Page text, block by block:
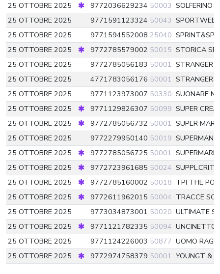
25 OTTOBRE 2025
9772036629234 50003 SOLFERINO
25 OTTOBRE 2025
9771591123324 50043
25 OTTOBRE 2025
9771594552008 25040
25 OTTOBRE 2025
9772785579002 50015 STORICA
25 OTTOBRE 2025
9772785056183 50001 STRANGER
25 OTTOBRE 2025
4771783056176 50001 STRANGER
25 OTTOBRE 2025
9771123973007 50330 SUONARE
25 OTTOBRE 2025
9771129826307 50099 SUPER
25 OTTOBRE 2025
9772785056732 50001 SUPER
25 OTTOBRE 2025
9772279950140 50019 SUPERMAN
25 OTTOBRE 2025
9772785056725 50001
25 OTTOBRE 2025
9772723961685 50024
25 OTTOBRE 2025
9772785160002 50018 TPI THE
25 OTTOBRE 2025
9772611962015 50004 TRACCE
25 OTTOBRE 2025
9773034873001 50020 ULTIMATE
25 OTTOBRE 2025
9771121782335 50094 UNCINETTO
25 OTTOBRE 2025
9771124226003 50877 UOMO
25 OTTOBRE 2025
9772974758379 50001 YOUNGT &